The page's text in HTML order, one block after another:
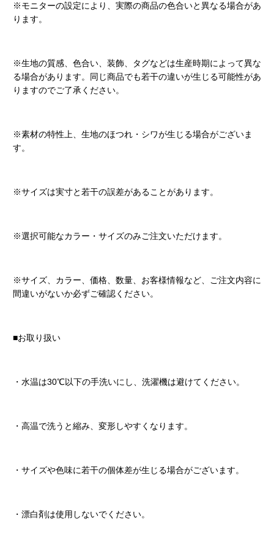
※モニターの設定により、実際の商品の色合いと異なる場合があ
ります。
※生地の質感、色合い、装飾、タグなどは生産時期によって異な
る場合があります。同じ商品でも若干の違いが生じる可能性があ
りますのでご了承ください。
※素材の特性上、生地のほつれ・シワが生じる場合がございま
す。
※サイズは実寸と若干の誤差があることがあります。
※選択可能なカラー・サイズのみご注文いただけます。
※サイズ、カラー、価格、数量、お客様情報など、ご注文内容に
間違いがないか必ずご確認ください。
■お取り扱い
・水温は30℃以下の手洗いにし、洗濯機は避けてください。
・高温で洗うと縮み、変形しやすくなります。
・サイズや色味に若干の個体差が生じる場合がございます。
・漂白剤は使用しないでください。